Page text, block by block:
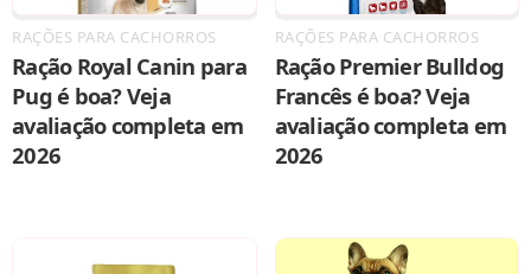
RAÇÕES PARA CACHORROS
Ração Royal Canin para
Pug é boa? Veja
avaliação completa em
2026
RAÇÕES PARA CACHORROS
Ração Premier Bulldog
Francês é boa? Veja
avaliação completa em
2026